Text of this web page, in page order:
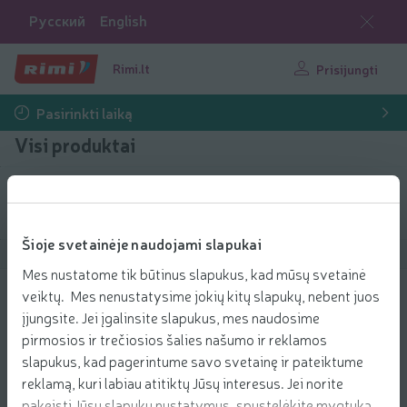
Šioje svetainėje naudojami slapukai
Mes nustatome tik būtinus slapukus, kad mūsų svetainė
veiktų. Mes nenustatysime jokių kitų slapukų, nebent juos
įjungsite. Jei įgalinsite slapukus, mes naudosime
pirmosios ir trečiosios šalies našumo ir reklamos
slapukus, kad pagerintume savo svetainę ir pateiktume
reklamą, kuri labiau atitiktų Jūsų interesus. Jei norite
Русский English
Rimi.lt Prisijungti
Pasirinkti laiką
Visi produktai
Filtruoti produktus
Rodyti produktus
Put. vynas CONTARINI MILESIMATO, 11
%, 0,75 l
10.59 € už vnt.
10 €/vnt. Kaina už vienetą: 14,12 €/l
14,12 €/l
Įdėti į krepšelį